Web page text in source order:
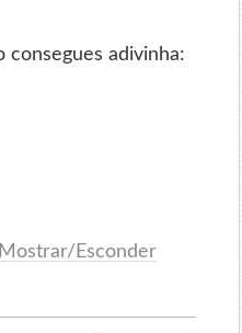
consegues adivinha:
Mostrar/Esconder